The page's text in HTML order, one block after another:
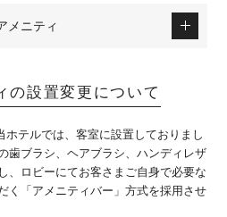
メニティ
の設置変更について
ホテルでは、客室に設置しておりまし
歯ブラシ、ヘアブラシ、ハンディレザ
、ロビーにてお客さまご自身で必要な
く「アメニティバー」方式を採用させ